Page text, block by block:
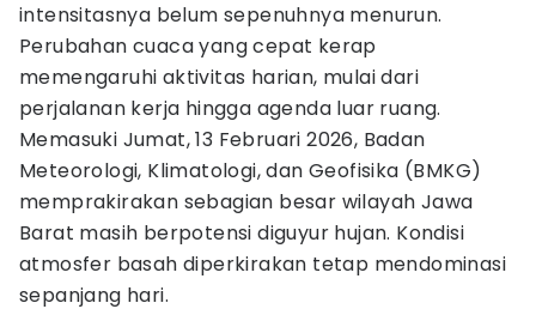
intensitasnya belum sepenuhnya menurun.
Perubahan cuaca yang cepat kerap
memengaruhi aktivitas harian, mulai dari
perjalanan kerja hingga agenda luar ruang.
Memasuki Jumat, 13 Februari 2026, Badan
Meteorologi, Klimatologi, dan Geofisika (BMKG)
memprakirakan sebagian besar wilayah Jawa
Barat masih berpotensi diguyur hujan. Kondisi
atmosfer basah diperkirakan tetap mendominasi
sepanjang hari.